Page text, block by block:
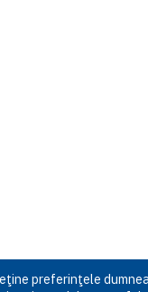
preferinţele